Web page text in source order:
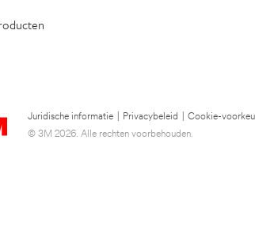
Juridische informatie Privacybeleid
Cookie-
© 3M 2026. Alle rechten voorbehouden.